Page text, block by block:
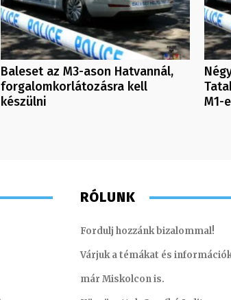
Baleset az M3-ason Hatvannál,
forgalomkorlátozásra kell
készülni
M1-
RÓLUNK
Fordulj hozzánk bizalommal!
Várjuk a témákat és
már Miskolcon is.